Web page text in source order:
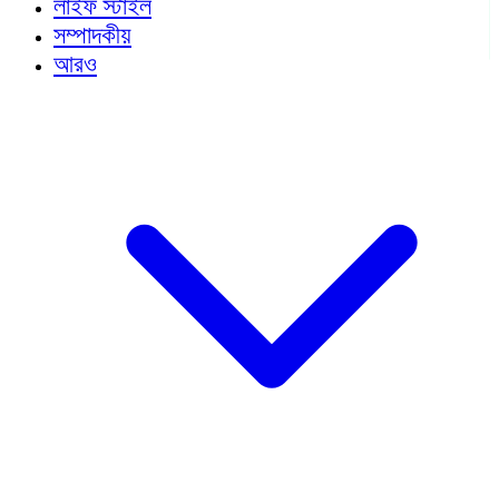
লাইফ স্টাইল
সম্পাদকীয়
আরও